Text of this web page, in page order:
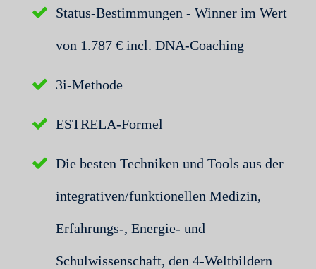
Status-Bestimmungen - Winner im Wert
von 1.787 € incl. DNA-Coaching
3i-Methode
ESTRELA-Formel
Die besten Techniken und Tools aus der
integrativen/funktionellen Medizin,
Erfahrungs-, Energie- und
Schulwissenschaft, den 4-Weltbildern